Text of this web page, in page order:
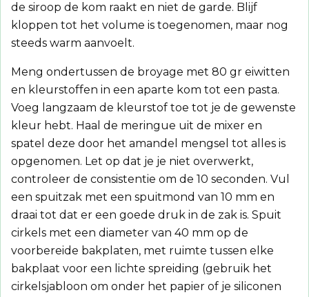
de siroop de kom raakt en niet de garde. Blijf
kloppen tot het volume is toegenomen, maar nog
steeds warm aanvoelt.
Meng ondertussen de broyage met 80 gr eiwitten
en kleurstoffen in een aparte kom tot een pasta.
Voeg langzaam de kleurstof toe tot je de gewenste
kleur hebt. Haal de meringue uit de mixer en
spatel deze door het amandel mengsel tot alles is
opgenomen. Let op dat je je niet overwerkt,
controleer de consistentie om de 10 seconden. Vul
een spuitzak met een spuitmond van 10 mm en
draai tot dat er een goede druk in de zak is. Spuit
cirkels met een diameter van 40 mm op de
voorbereide bakplaten, met ruimte tussen elke
bakplaat voor een lichte spreiding (gebruik het
cirkelsjabloon om onder het papier of je siliconen